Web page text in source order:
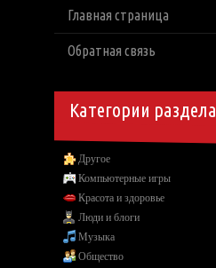
Главная страница
Обратная связь
Категории раздела
Другое
Компьютерные игры
Красота и здоровье
Люди и блоги
Музыка
Общество